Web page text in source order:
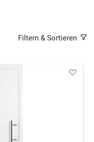
Filtern & Sortieren